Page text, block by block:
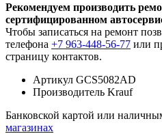
Рекомендуем производить
сертифицированном
Чтобы записаться на ремонт
телефона +7 963-448-56-77 или
страницу контактов.
Артикул GCS5082AD
Производитель Krauf
Банковской картой или
магазинах